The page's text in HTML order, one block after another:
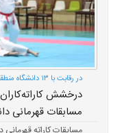
در رقابت با ۱۳ دانشگاه منطقه ۶ کشور؛
درخشش کاراته‌کاران
مسابقات قهرمانی